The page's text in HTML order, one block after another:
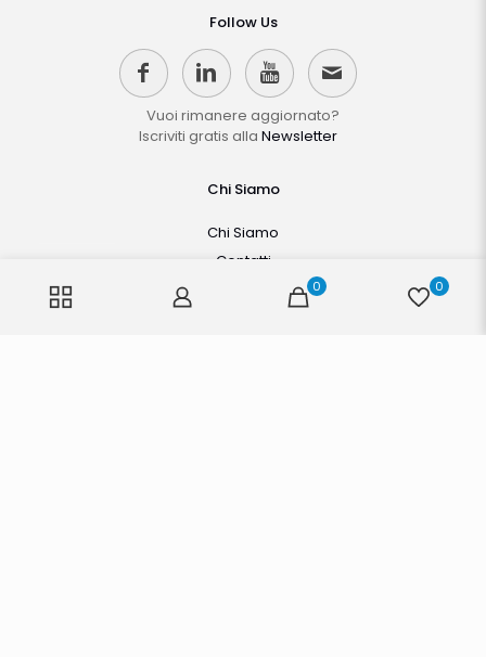
Follow Us
Vuoi rimanere aggiornato?
Iscriviti gratis alla Newsletter
Chi Siamo
Chi Siamo
Contatti
0 0